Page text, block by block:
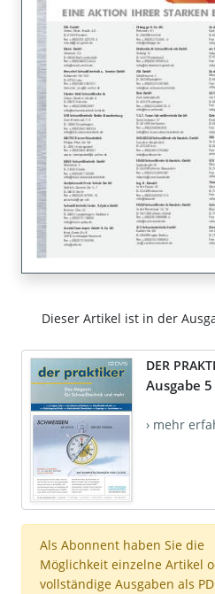
Dieser Artikel ist in der
DER
Ausgabe
› mehr
Als Abonnent haben Sie die
Möglichkeit einzelne Artikel
vollständige Ausgaben als